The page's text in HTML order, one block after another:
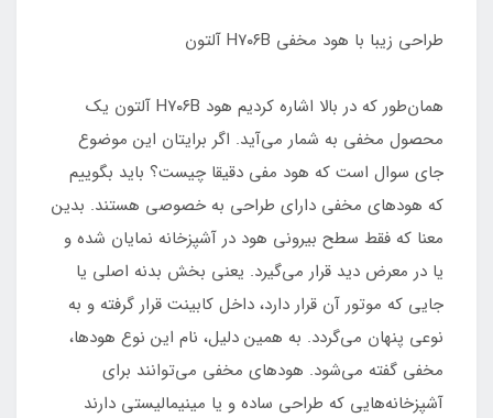
طراحی زیبا با هود مخفی H۷۰۶B آلتون
همان‌طور که در بالا اشاره کردیم هود H۷۰۶B آلتون یک
محصول مخفی به شمار می‌آید. اگر برایتان این موضوع
جای سوال است که هود مفی دقیقا چیست؟ باید بگوییم
که هودهای مخفی دارای طراحی به خصوصی هستند. بدین
معنا که فقط سطح بیرونی هود در آشپزخانه نمایان شده و
یا در معرض دید قرار می‌گیرد. یعنی بخش بدنه اصلی یا
جایی که موتور آن قرار دارد، داخل کابینت قرار گرفته و به
نوعی پنهان می‌گردد. به همین دلیل، نام این نوع هودها،
مخفی گفته می‌شود. هودهای مخفی می‌توانند برای
آشپزخانه‌هایی که طراحی ساده و یا مینیمالیستی دارند